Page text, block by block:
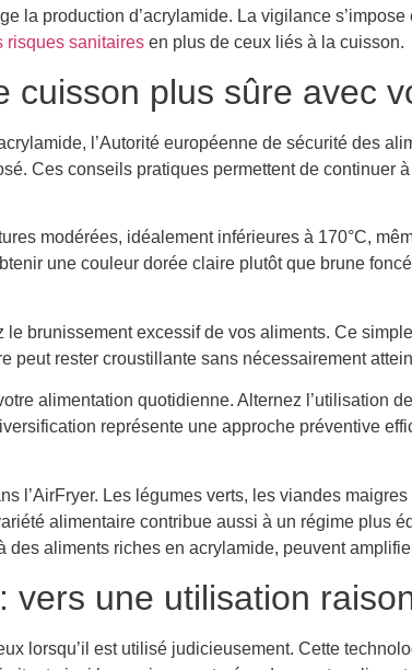
la production d’acrylamide. La vigilance
risques sanitaires en plus de ceux liés à la cuisson.
cuisson plus sûre avec
l’Autorité européenne de sécurité des
Ces conseils pratiques permettent de continuer
modérées, idéalement inférieures à 170°C,
une couleur dorée claire plutôt que brune
le brunissement excessif de vos aliments. Ce
peut rester croustillante sans nécessairement
alimentation quotidienne. Alternez l’utilisation
représente une approche préventive
l’AirFryer. Les légumes verts, les viandes
alimentaire contribue aussi à un régime plus
des aliments riches en acrylamide, peuvent
vers une utilisation
lorsqu’il est utilisé judicieusement. Cette